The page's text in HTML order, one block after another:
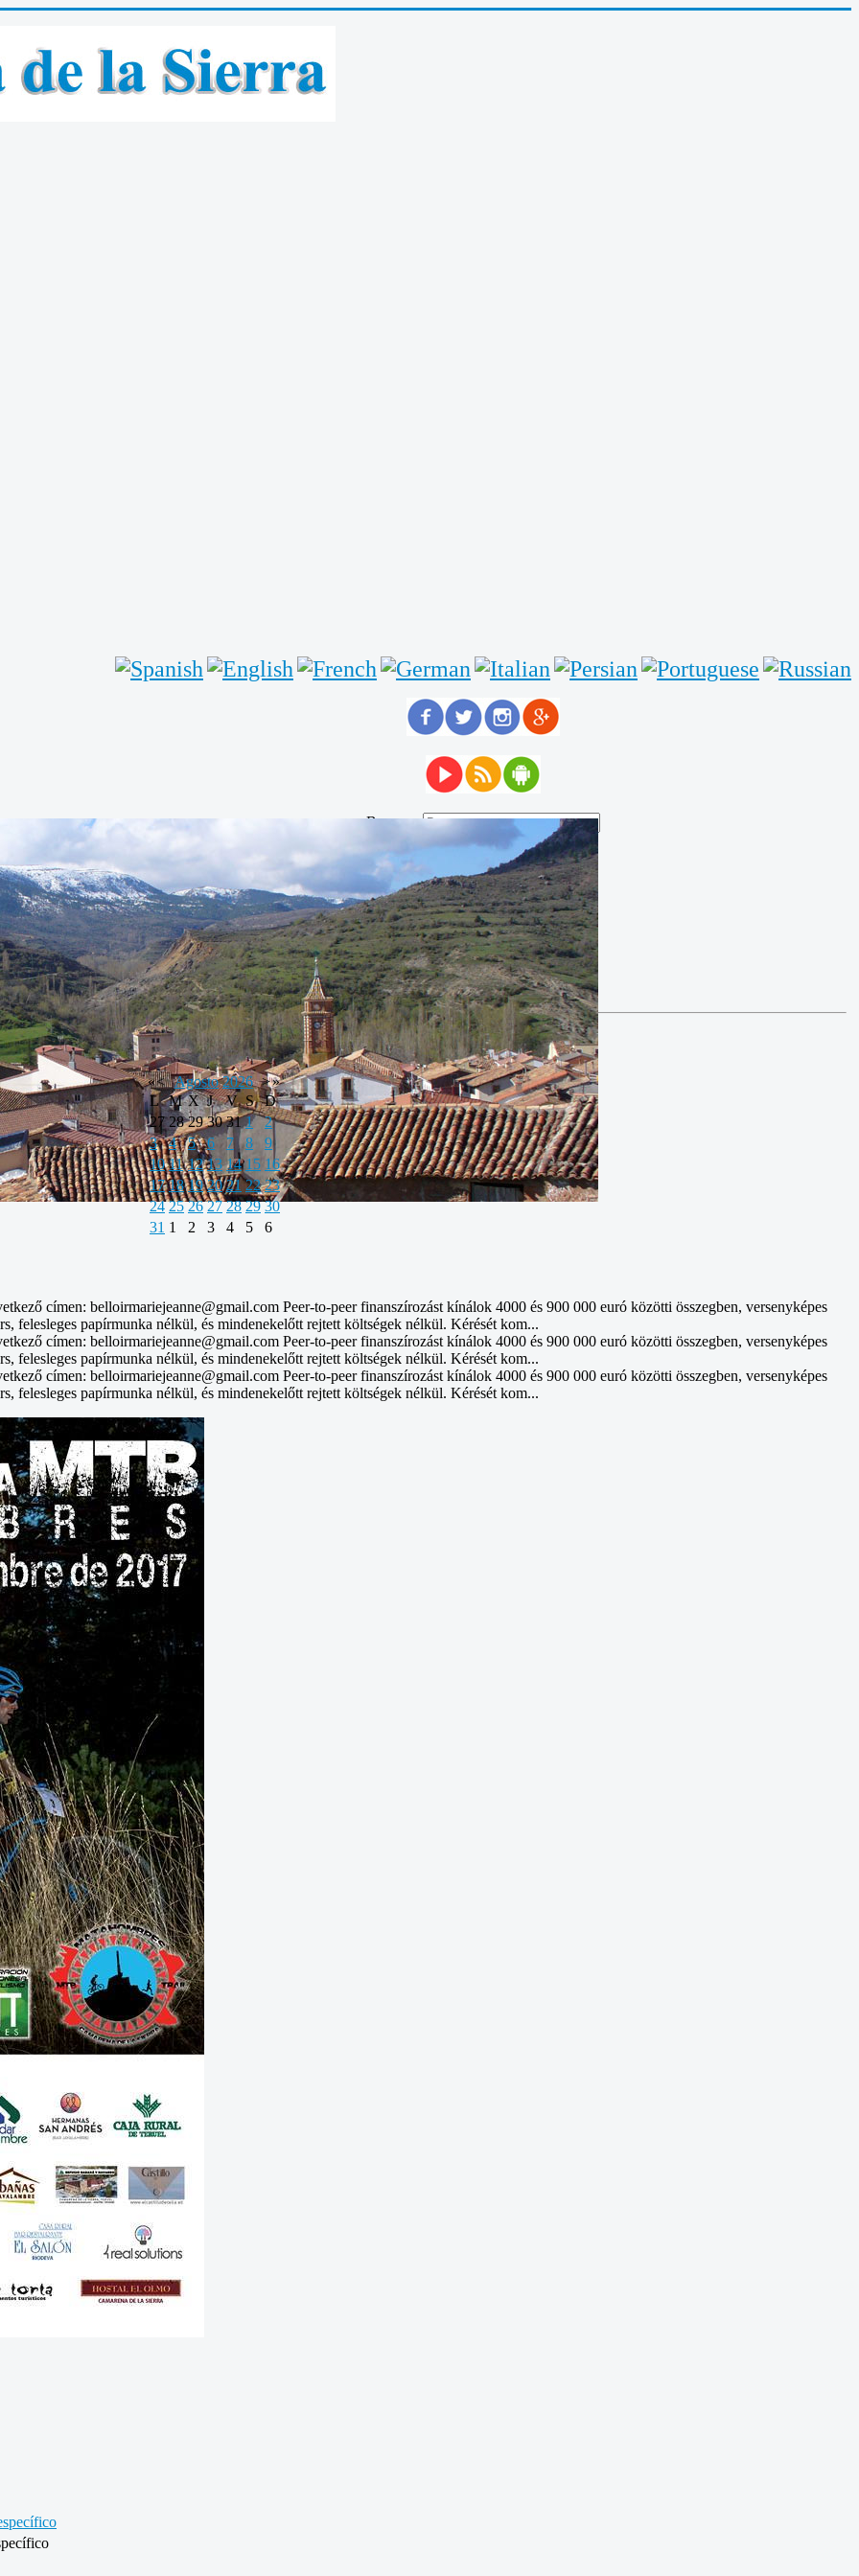
Buscar...
«< Agosto 2026 >»
L M X J V S
D
27 28 29 30 31 1
2
3
4 5 6 7 8
9
10 11 12 13 14 15 16
17 18 19 20 21 22 23
24 25 26 27 28 29 30
31 1 2 3 4 5 6
címen: belloirmariejeanne@gmail.com Peer-to-peer finanszírozást kínálok 4000 és 900 000 euró közötti összegben, versenyképes
felesleges papírmunka nélkül, és mindenekelőtt rejtett költségek nélkül. Kérését kom...
címen: belloirmariejeanne@gmail.com Peer-to-peer finanszírozást kínálok 4000 és 900 000 euró közötti összegben, versenyképes
felesleges papírmunka nélkül, és mindenekelőtt rejtett költségek nélkül. Kérését kom...
címen: belloirmariejeanne@gmail.com Peer-to-peer finanszírozást kínálok 4000 és 900 000 euró közötti összegben, versenyképes
felesleges papírmunka nélkül, és mindenekelőtt rejtett költségek nélkül. Kérését kom...